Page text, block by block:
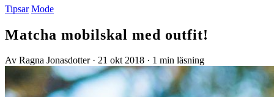
Tipsar Mode
Matcha mobilskal med outfit!
Av Ragna Jonasdotter · 21 okt 2018 · 1 min läsning